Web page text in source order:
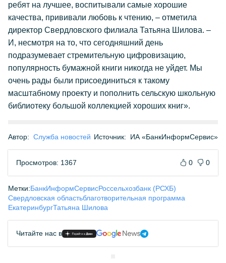
ребят на лучшее, воспитывали самые хорошие
качества, прививали любовь к чтению, – отметила
директор Свердловского филиала Татьяна Шилова. –
И, несмотря на то, что сегодняшний день
подразумевает стремительную цифровизацию,
популярность бумажной книги никогда не уйдет. Мы
очень рады были присоединиться к такому
масштабному проекту и пополнить сельскую школьную
библиотеку большой коллекцией хороших книг».
Автор: Служба новостей Источник: ИА «БанкИнформСервис»
Просмотров: 1367 0 0
Метки:БанкИнформСервисРоссельхозбанк (РСХБ)
Свердловская областьблаготворительная программа
ЕкатеринбургТатьяна Шилова
Читайте нас в